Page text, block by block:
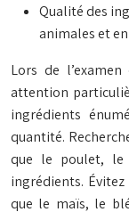
Qualité des
animales et
Lors de
attention
ingrédients
quantité.
que le poulet, le
ingrédients.
que le maïs, le